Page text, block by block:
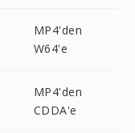
MP4'den
W64'e
MP4'den
CDDA'e